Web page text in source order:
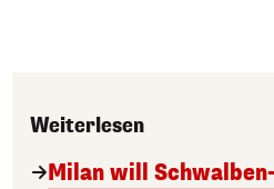
Weiterlesen
Milan will